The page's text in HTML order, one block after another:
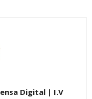
Digital | I.V